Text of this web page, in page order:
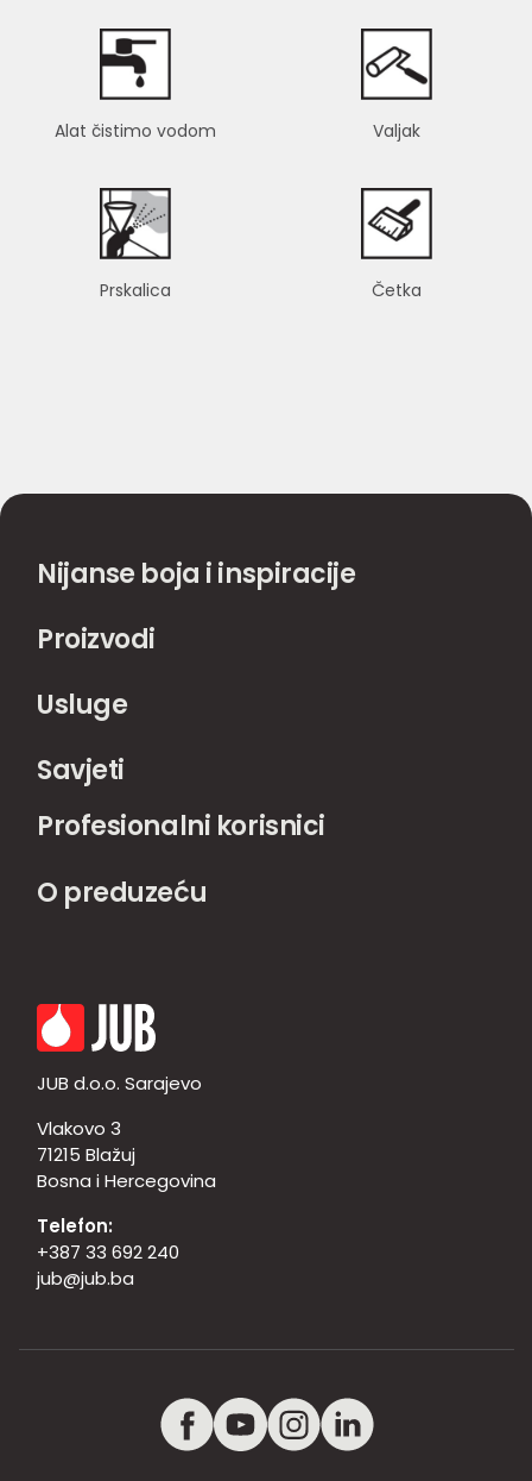
Alat čistimo vodom Valjak
Prskalica Četka
Nijanse boja i inspiracije
Proizvodi
Usluge
Savjeti
Profesionalni korisnici
O preduzeću
JUB d.o.o. Sarajevo
Vlakovo 3
71215 Blažuj
Bosna i Hercegovina
Telefon:
+387 33 692 240
jub@jub.ba